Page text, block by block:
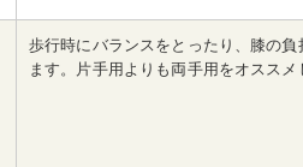
歩行時にバランスをとったり、膝の
ます。片手用よりも両手用をオスス